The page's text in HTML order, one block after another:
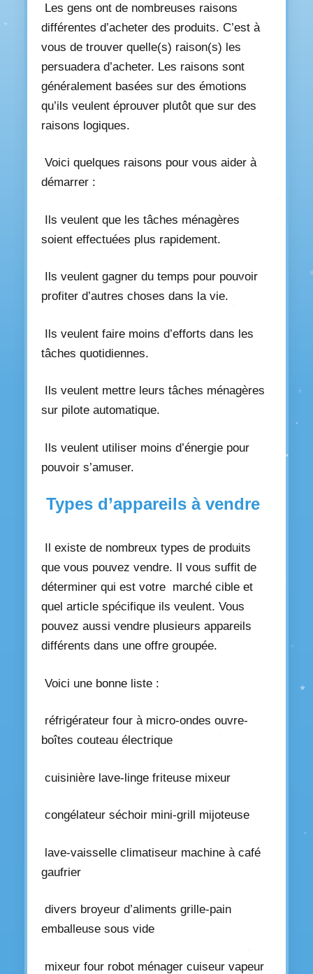
Les gens ont de nombreuses raisons
différentes d’acheter des produits. C’est à
vous de trouver quelle(s) raison(s) les
persuadera d’acheter. Les raisons sont
généralement basées sur des émotions
qu’ils veulent éprouver plutôt que sur des
raisons logiques.
Voici quelques raisons pour vous aider à
démarrer :
Ils veulent que les tâches ménagères
soient effectuées plus rapidement.
Ils veulent gagner du temps pour pouvoir
profiter d’autres choses dans la vie.
Ils veulent faire moins d’efforts dans les
tâches quotidiennes.
Ils veulent mettre leurs tâches ménagères
sur pilote automatique.
Ils veulent utiliser moins d’énergie pour
pouvoir s’amuser.
Types d’appareils à vendre
Il existe de nombreux types de produits
que vous pouvez vendre. Il vous suffit de
déterminer qui est votre marché cible et
quel article spécifique ils veulent. Vous
pouvez aussi vendre plusieurs appareils
différents dans une offre groupée.
Voici une bonne liste :
réfrigérateur four à micro-ondes ouvre-
boîtes couteau électrique
cuisinière lave-linge friteuse mixeur
congélateur séchoir mini-grill mijoteuse
lave-vaisselle climatiseur machine à café
gaufrier
divers broyeur d’aliments grille-pain
emballeuse sous vide
mixeur four robot ménager cuiseur vapeur